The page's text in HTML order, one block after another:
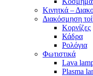
Κινητκά –
Διακόσμηση
Κορνίζες
Κάδρα
Ρολόγια
Φωτιστικά
Lava
Plasma